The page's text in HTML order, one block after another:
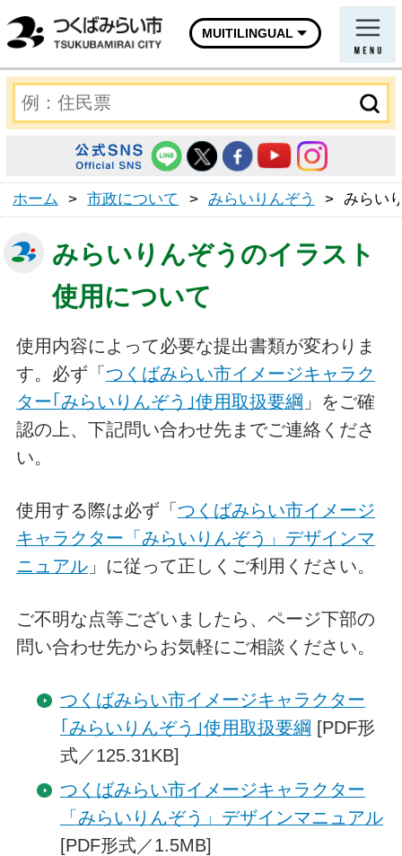
MUITILINGUAL
ホーム > 市政について > みらいりんぞう > みらい
みらいりんぞうのイラスト
使用について
使用内容によって必要な提出書類が変わりま
す。必ず「 つくばみらい市イメージキャラク
ター｢みらいりんぞう｣使用取扱要綱 」をご確
認の上、下記問い合わせ先までご連絡くださ
い。
使用する際は必ず「 つくばみらい市イメージ
キャラクター「みらいりんぞう」デザインマ
ニュアル」に従って正しくご利用ください。
ご不明な点等ございましたら、ページ下部の
問い合わせ先からお気軽にご相談ください。
つくばみらい市イメージキャラクター
｢みらいりんぞう｣使用取扱要綱 [PDF形
式／125.31KB]
つくばみらい市イメージキャラクター
「みらいりんぞう」デザインマニュアル
[PDF形式／1.5MB]